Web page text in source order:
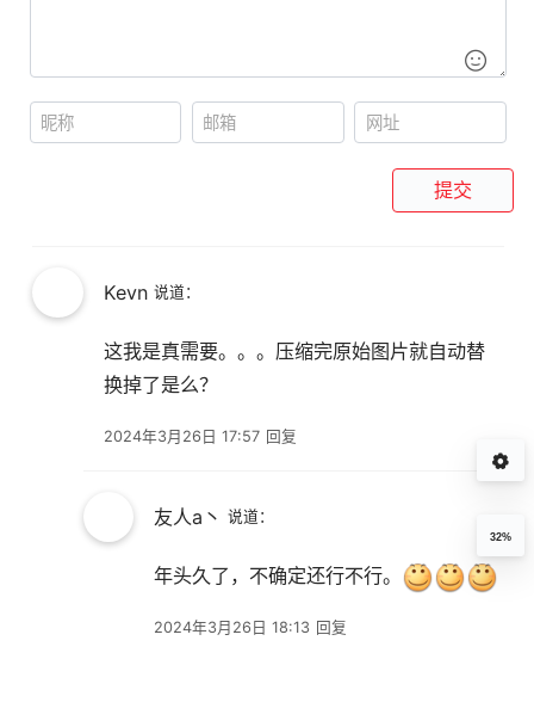
提交
Kevn 说道：
2024年3月26日 17:57
这我是真需要。。。压缩完原始图片就自动替
换掉了是么？
回复
友人a丶 说道：
2024年3月26日 18:13
年头久了，不确定还行不行。
回复
32%